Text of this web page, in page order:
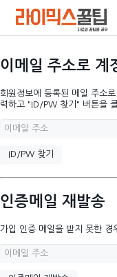
이메일 주소로 계
회원정보에 등록된 메일 주소
력하고 "ID/PW 찾기" 버튼을
인증메일 재발송
가입 인증 메일을 받지 못한 경